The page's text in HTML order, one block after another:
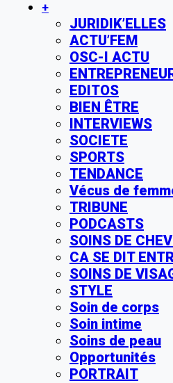
+
JURIDIK’ELLES
ACTU’FEM
OSC-I ACTU
EDITOS
BIEN ÊTRE
INTERVIEWS
SOCIETE
SPORTS
TENDANCE
Vécus de
TRIBUNE
PODCASTS
SOINS DE
CA SE DIT
SOINS DE
STYLE
Soin de corps
Soin intime
Soins de peau
Opportunités
PORTRAIT